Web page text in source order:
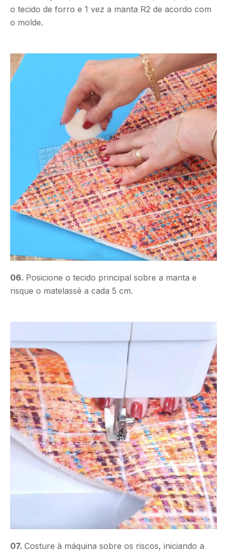
o tecido de forro e 1 vez a manta R2 de acordo com
o molde.
06. Posicione o tecido principal sobre a manta e
risque o matelassê a cada 5 cm.
07. Costure à máquina sobre os riscos, iniciando a